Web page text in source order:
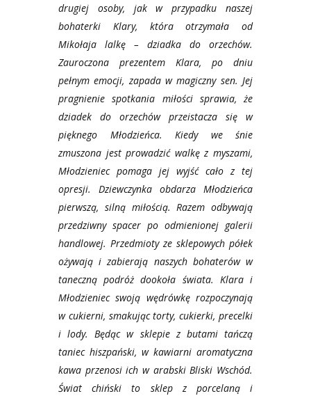
drugiej osoby, jak w przypadku naszej
bohaterki Klary, która otrzymała od
Mikołaja lalkę – dziadka do orzechów.
Zauroczona prezentem Klara, po dniu
pełnym emocji, zapada w magiczny sen. Jej
pragnienie spotkania miłości sprawia, że
dziadek do orzechów przeistacza się w
pięknego Młodzieńca. Kiedy we śnie
zmuszona jest prowadzić walkę z myszami,
Młodzieniec pomaga jej wyjść cało z tej
opresji. Dziewczynka obdarza Młodzieńca
pierwszą, silną miłością. Razem odbywają
przedziwny spacer po odmienionej galerii
handlowej. Przedmioty ze sklepowych półek
ożywają i zabierają naszych bohaterów w
taneczną podróż dookoła świata. Klara i
Młodzieniec swoją wędrówkę rozpoczynają
w cukierni, smakując torty, cukierki, precelki
i lody. Będąc w sklepie z butami tańczą
taniec hiszpański, w kawiarni aromatyczna
kawa przenosi ich w arabski Bliski Wschód.
Świat chiński to sklep z porcelaną i